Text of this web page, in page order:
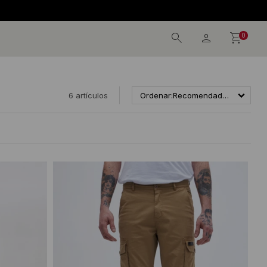
0
6 artículos Recomendados